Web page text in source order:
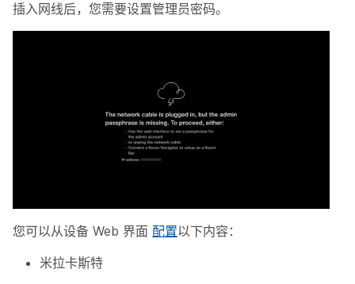
插入网线后，您需要设置管理员密码。
您可以从设备 Web 界面 配置以下内容：
米拉卡斯特